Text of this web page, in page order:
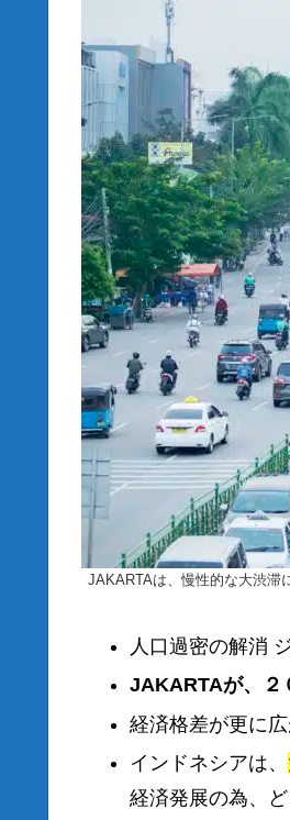
JAKARTAは、慢性的な大渋滞
人口過密の解消
JAKARTAが、２
経済格差が更に
インドネシアは、
経済発展の為、